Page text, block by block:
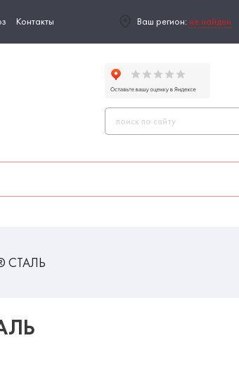
Контакты Ваш регион: не найден
СТАЛЬ